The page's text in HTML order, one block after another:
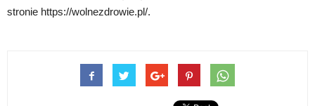
stronie https://wolnezdrowie.pl/.